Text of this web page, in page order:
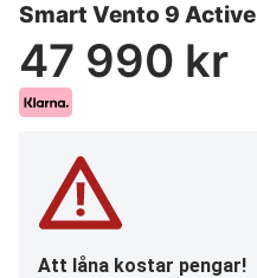
Smart Vento 9 Active
47 990 kr
Att låna kostar pengar!